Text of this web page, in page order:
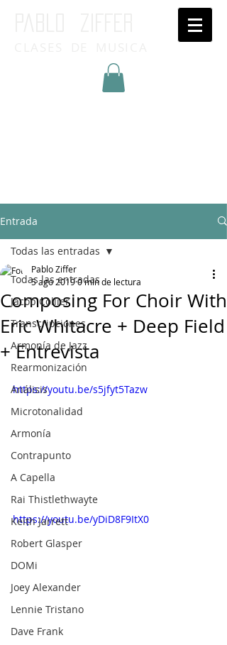
Entrada
Todas las entradas
Jacob Collier
Transcripciones
Armonía de Jazz
Rearmonización
Análisis
Microtonalidad
Armonía
Contrapunto
A Capella
Rai Thistlethwayte
Keith Jarrett
Robert Glasper
DOMi
Joey Alexander
Lennie Tristano
Dave Frank
Todas las entradas
Composing For Choir With
Eric Whitacre + Deep Field
+ Entrevista
Pablo Ziffer
5 ago 20190 min de lectura
https://youtu.be/s5jfyt5Tazw
https://youtu.be/yDiD8F9ItX0